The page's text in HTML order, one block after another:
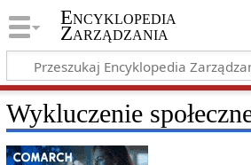
Encyklopedia
Zarządzania
Wykluczenie